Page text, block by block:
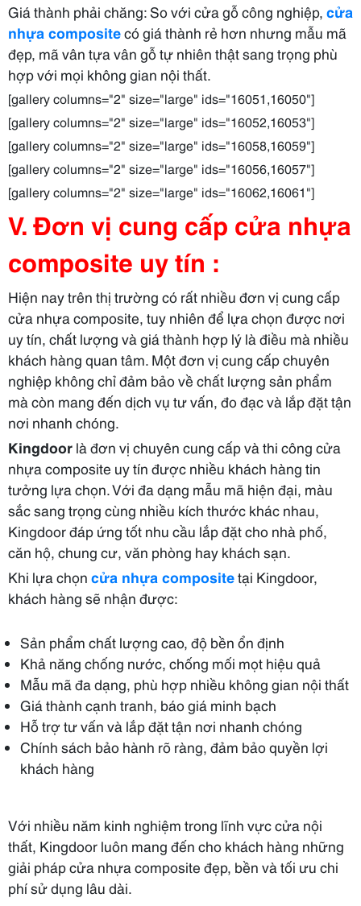
Giá thành phải chăng: So với cửa gỗcông nghiệp,cửa
nhựa compositecógiá thành rẻ hơn nhưng mẫu mã
đẹp, mã vân tựa vân gỗ tự nhiên thật sang trọng phù
hợp với mọi không gian nội thất.
[gallery columns="2" size="large" ids="16051,16050"]
[gallery columns="2" size="large" ids="16052,16053"]
[gallery columns="2" size="large" ids="16058,16059"]
[gallery columns="2" size="large" ids="16056,16057"]
[gallery columns="2" size="large" ids="16062,16061"]
V. Đơn vị cung cấp cửa nhựa
composite uy tín :
Hiện nay trên thị trường có rất nhiều đơn vị cung cấp
cửa nhựa composite, tuy nhiên để lựa chọn được nơi
uy tín, chất lượng và giá thành hợp lý là điều mà nhiều
khách hàng quan tâm. Một đơn vị cung cấp chuyên
nghiệp không chỉ đảm bảo về chất lượng sản phẩm
mà còn mang đến dịch vụ tư vấn, đo đạc và lắp đặt tận
nơi nhanh chóng.
Kingdoorlà đơn vị chuyên cung cấp và thi công cửa
nhựa composite uy tín được nhiều khách hàng tin
tưởng lựa chọn. Với đa dạng mẫu mã hiện đại, màu
sắc sang trọng cùng nhiều kích thước khác nhau,
Kingdoor đáp ứng tốt nhu cầu lắp đặt cho nhà phố,
căn hộ, chung cư, văn phòng hay khách sạn.
Khi lựa chọncửa nhựa compositetại Kingdoor,
khách hàng sẽ nhận được:
Sản phẩm chất lượng cao, độ bền ổn định
Khả năng chống nước, chống mối mọt hiệu quả
Mẫu mã đa dạng, phù hợp nhiều không gian nội thất
Giá thành cạnh tranh, báo giá minh bạch
Hỗ trợ tư vấn và lắp đặt tận nơi nhanh chóng
Chính sách bảo hành rõ ràng, đảm bảo quyền lợi
khách hàng
Với nhiều năm kinh nghiệm trong lĩnh vực cửa nội
thất, Kingdoor luôn mang đến cho khách hàng những
giải pháp cửa nhựa composite đẹp, bền và tối ưu chi
phí sử dụng lâu dài.